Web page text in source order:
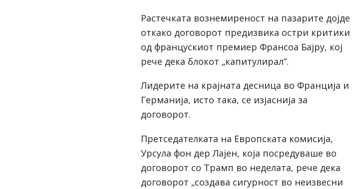
Растечката вознемиреност на пазарите дојде
откако договорот предизвика остри критики
од францускиот премиер Франсоа Бајру, кој
рече дека блокот „капитулирал“.
Лидерите на крајната десница во Франција и
Германија, исто така, се изјаснија за
договорот.
Претседателката на Европската комисија,
Урсула фон дер Лајен, која посредуваше во
договорот со Трамп во неделата, рече дека
договорот „создава сигурност во неизвесни